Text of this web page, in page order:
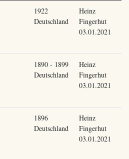
1922
Deutschland
Heinz
Fingerhut
03.01.2021
1890 - 1899
Deutschland
Heinz
Fingerhut
03.01.2021
1896
Deutschland
Heinz
Fingerhut
03.01.2021